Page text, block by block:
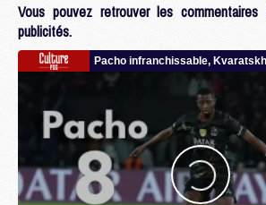
Vous pouvez retrouver les
publicités.